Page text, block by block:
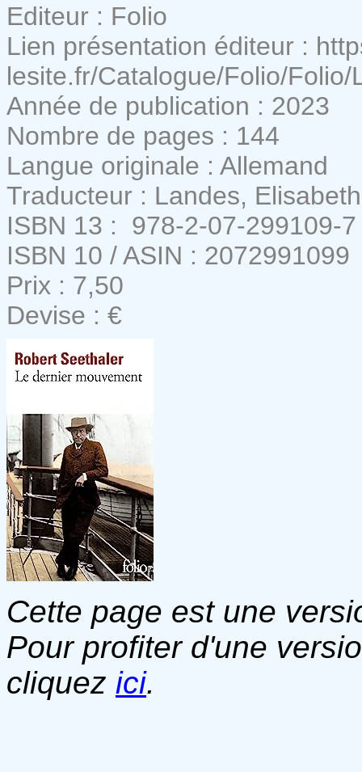
Editeur : Folio
Lien présentation éditeur :
lesite.fr/Catalogue/Folio/
Année de publication : 2023
Nombre de pages : 144
Langue originale : Allemand
Traducteur : Landes, Elisabeth
ISBN 13 : ‎ 978-2-07-299109-7
ISBN 10 / ASIN : 2072991099
Prix : 7,50
Devise : €
Cette page est une
Pour profiter d'une
cliquez ici.